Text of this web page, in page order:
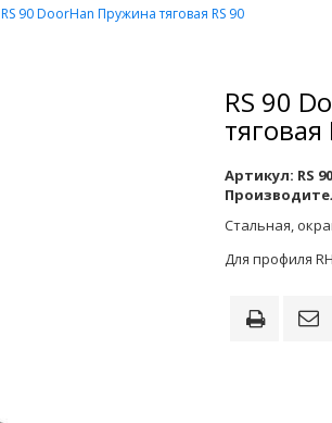
RS 90 DoorHan Пружина тяговая RS 90
RS 90
тяговая
Артикул: RS 90
Cтальная,
Для профиля